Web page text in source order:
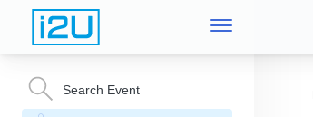
Search Event